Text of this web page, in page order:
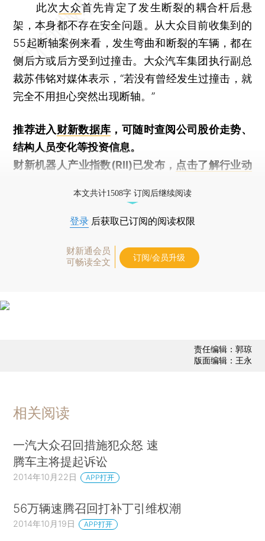
此次大众首先肯定了发生断裂的耦合杆后悬
架，本身都不存在安全问题。从大众目前收集到的
55起断轴案例来看，发生弯曲和断裂的车辆，都在
侧后方或后方受到过撞击。大众汽车集团执行副总
裁苏伟铭对媒体表示，“若没有曾经发生过撞击，就
完全不用担心突然出现断轴。”
推荐进入财新数据库 ，可随时查阅公司股价走势、
结构人员变化等投资信息。
财新机器人产业指数(RII)已发布， 点击了解行业动
本文共计1508字 订阅后继续阅读
登录 后获取已订阅的阅读权限
财新通会员
可畅读全文
订阅/会员升级
责任编辑：郭琼
版面编辑：王永
相关阅读
一汽大众召回措施犯众怒 速
腾车主将提起诉讼
2014年10月22日 APP打开
56万辆速腾召回打补丁引维权潮
2014年10月19日 APP打开